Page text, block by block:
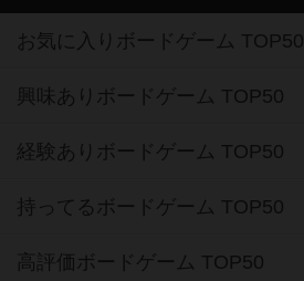
お気に入りボードゲーム TOP50
興味ありボードゲーム TOP50
経験ありボードゲーム TOP50
持ってるボードゲーム TOP50
高評価ボードゲーム TOP50